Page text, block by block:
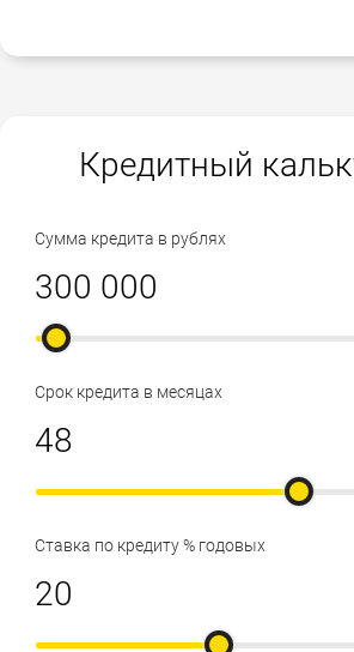
Кредитный
Сумма кредита в рублях
Срок кредита в месяцах
Ставка по кредиту % годовых